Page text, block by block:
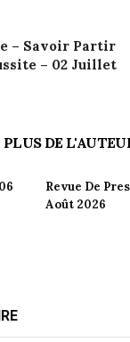
– Savoir Partir
– 02 Juillet
PLUS DE
Revue De
Août 2026